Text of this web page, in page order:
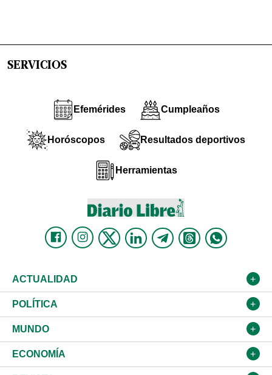
SERVICIOS
Efemérides Cumpleaños
Horóscopos Resultados deportivos
Herramientas
ACTUALIDAD
Nacional
Ciudad
Educación
POLÍTICA
Partidos
JCE
MUNDO
Estados Unidos
ECONOMÍA